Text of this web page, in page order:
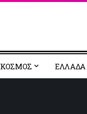
ΚΟΣΜΟΣ EΛΛΑΔΑ